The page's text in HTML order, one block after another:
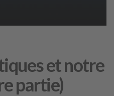
et notre
partie)